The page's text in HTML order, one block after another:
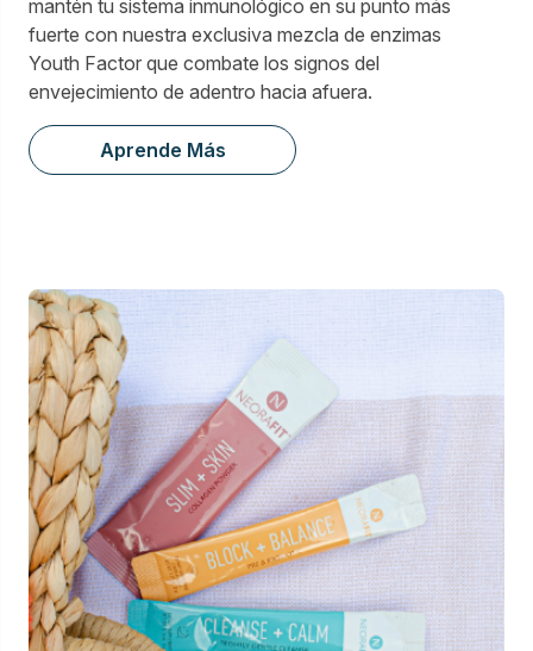
mantén tu sistema inmunológico en su punto más
fuerte con nuestra exclusiva mezcla de enzimas
Youth Factor que combate los signos del
envejecimiento de adentro hacia afuera.
Aprende Más